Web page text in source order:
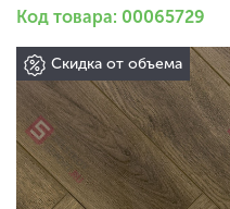
Код товара: 00065729
Скидка от объема